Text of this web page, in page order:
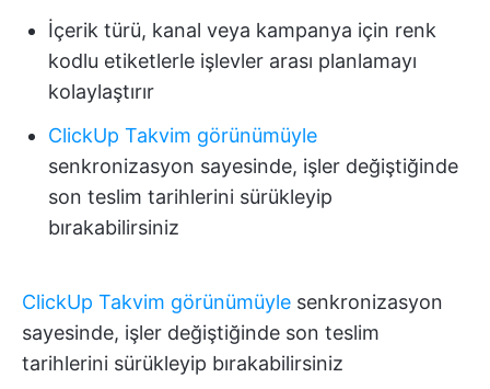
İçerik türü, kanal veya kampanya için renk
kodlu etiketlerle işlevler arası planlamayı
kolaylaştırır
ClickUp Takvim görünümüyle
senkronizasyon sayesinde, işler değiştiğinde
son teslim tarihlerini sürükleyip
bırakabilirsiniz
ClickUp Takvim görünümüyle senkronizasyon
sayesinde, işler değiştiğinde son teslim
tarihlerini sürükleyip bırakabilirsiniz